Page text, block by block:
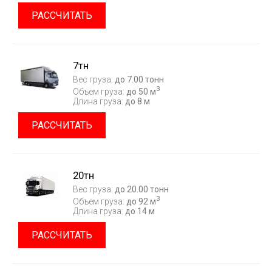
РАССЧИТАТЬ
7тн
Вес груза: до 7.00 тонн
Объем груза: до 50 м3
Длина груза: до 8 м
РАССЧИТАТЬ
20тн
Вес груза: до 20.00 тонн
Объем груза: до 92 м3
Длина груза: до 14 м
РАССЧИТАТЬ